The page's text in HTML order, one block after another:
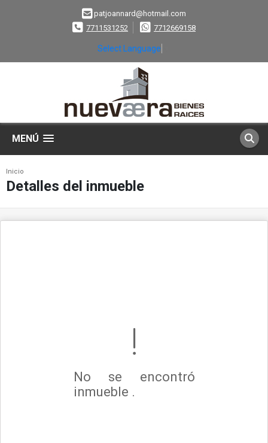
patjoannard@hotmail.com
7711531252
7712669158
Select Language
MENÚ
Inicio
Detalles del inmueble
No se encontró
inmueble .